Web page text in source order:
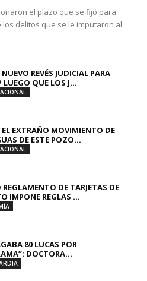
el plazo que se fijó para
delitos que se le imputaron al
REVÉS JUDICIAL PARA
LUEGO QUE LOS J...
EXTRAÑO MOVIMIENTO DE
DE ESTE POZO...
REGLAMENTO DE TARJETAS DE
IMPONE REGLAS ...
80 LUCAS POR
DOCTORA...